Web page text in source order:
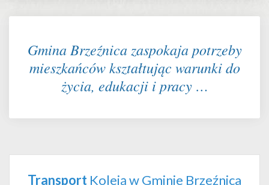
Gmina Brzeźnica zaspokaja potrzeby
mieszkańców kształtując warunki do
życia, edukacji i pracy …
Transport Koleją w Gminie Brzeźnica